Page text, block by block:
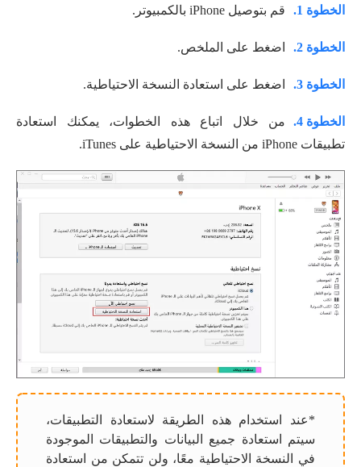
الخطوة 1. قم بتوصيل iPhone بالكمبيوتر.
الخطوة 2. اضغط على الملخص.
الخطوة 3. اضغط على استعادة النسخة الاحتياطية.
الخطوة 4.
من خلال اتباع هذه الخطوات، يمكنك استعادة
تطبيقات iPhone من النسخة الاحتياطية على iTunes.
*عند استخدام هذه الطريقة لاستعادة التطبيقات،
سيتم استعادة جميع البيانات والتطبيقات الموجودة
في النسخة الاحتياطية معًا، ولن تتمكن من استعادة